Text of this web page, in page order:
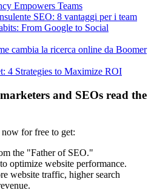
Empowers Teams
SEO: 8 vantaggi per i team
From Google to Social
cambia la ricerca online da Boomer
4 Strategies to Maximize ROI
and SEOs read the
now for free to get:
the "Father of SEO."
optimize website performance.
website traffic, higher search